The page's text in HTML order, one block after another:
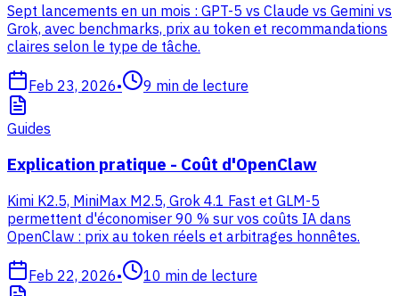
Sept lancements en un mois : GPT-5 vs Claude vs Gemini vs
Grok, avec benchmarks, prix au token et recommandations
claires selon le type de tâche.
Feb 23, 2026• 9 min de lecture
Guides
Explication pratique - Coût d'OpenClaw
Kimi K2.5, MiniMax M2.5, Grok 4.1 Fast et GLM-5
permettent d'économiser 90 % sur vos coûts IA dans
OpenClaw : prix au token réels et arbitrages honnêtes.
Feb 22, 2026• 10 min de lecture